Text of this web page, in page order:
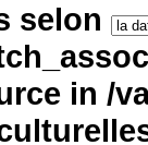
selon
in /